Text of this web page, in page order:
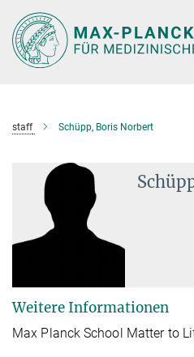
Hauptinhalt
staff Schüpp, Boris Norbert
Weitere Informationen
Max Planck School Matter to